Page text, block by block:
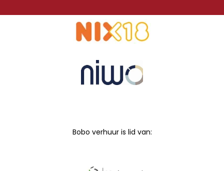
Bobo verhuur is lid van: